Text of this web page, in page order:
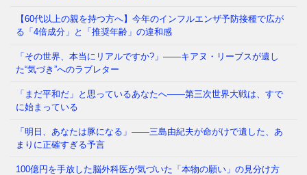
蔵庫の中で、腐った野菜が隣の新鮮な野菜まで傷ませ
てしまう——そんな経験、
【60代以上の親を持つ方へ】今年のインフルエンザ予防接種で広が
る「4倍成分」と「推奨年齢」の違和感
「その世界、本当にリアルですか?」——キアヌ・リーブスが遺し
た“気づき”へのラブレター
「まだ平和だ」と思っているあなたへ——第三次世界大戦は、すで
に始まっている
「明日、あなたは豚になる」——三島由紀夫が命がけで遺した、あ
まりに正確すぎる予言
100億円を手放した脳外科医が気づいた「本物の願い」の見分け方